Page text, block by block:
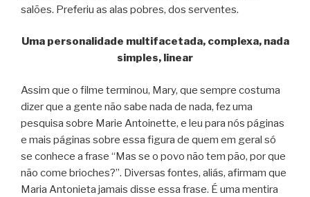
salões. Preferiu as alas pobres, dos serventes.
Uma personalidade multifacetada, complexa, nada
simples, linear
Assim que o filme terminou, Mary, que sempre costuma
dizer que a gente não sabe nada de nada, fez uma
pesquisa sobre Marie Antoinette, e leu para nós páginas
e mais páginas sobre essa figura de quem em geral só
se conhece a frase “Mas se o povo não tem pão, por que
não come brioches?”. Diversas fontes, aliás, afirmam que
Maria Antonieta jamais disse essa frase. É uma mentira